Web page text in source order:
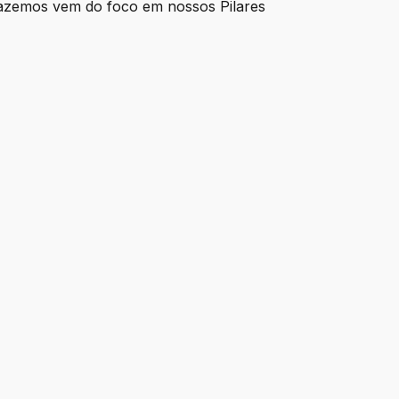
vem do foco em nossos Pilares